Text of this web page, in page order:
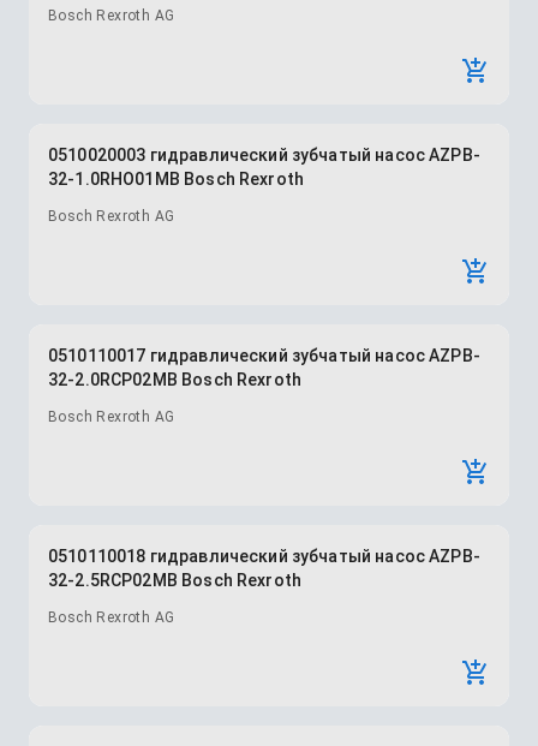
Bosch Rexroth AG
0510020003 гидравлический зубчатый насос AZPB-
32-1.0RHO01MB Bosch Rexroth
Bosch Rexroth AG
0510110017 гидравлический зубчатый насос AZPB-
32-2.0RCP02MB Bosch Rexroth
Bosch Rexroth AG
0510110018 гидравлический зубчатый насос AZPB-
32-2.5RCP02MB Bosch Rexroth
Bosch Rexroth AG